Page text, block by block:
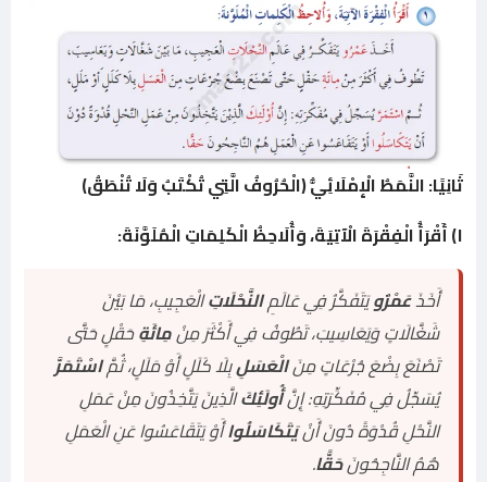
ثَانِيًا: النَّمَطُ الْإِمْلَائِيُّ (الْحُرُوفُ الَّتِي تُكْتَبُ وَلَا تُنْطَقُ)
١) أَقْرَأُ الْفِقْرَةَ الْآتِيَةَ، وَأُلَاحِظُ الْكَلِمَاتِ الْمُلَوَّنَةَ:
أَخَذَعَمْرٌويَتَفَكَّرُ فِي عَالَمِالنَّحْلَاتِالْعَجِيبِ، مَا بَيْنَ
شَغَّالَاتٍ وَيَعَاسِيبَ، تَطُوفُ فِي أَكْثَرَ مِنْمِائَةِحَقْلٍ حَتَّى
تَصْنَعَ بِضْعَ جُرْعَاتٍ مِنَالْعَسَلِبِلَا كَلَلٍ أَوْ مَلَلٍ، ثُمَّاسْتَمَرَّ
يُسَجِّلُ فِي مُفَكِّرَتِهِ: إِنَّأُولَئِكَالَّذِينَ يَتَّخِذُونَ مِنْ عَمَلِ
النَّحْلِ قُدْوَةً دُونَ أَنْيَتَكَاسَلُواأَوْ يَتَقَاعَسُوا عَنِ الْعَمَلِ
هُمُ النَّاجِحُونَحَقًّا.